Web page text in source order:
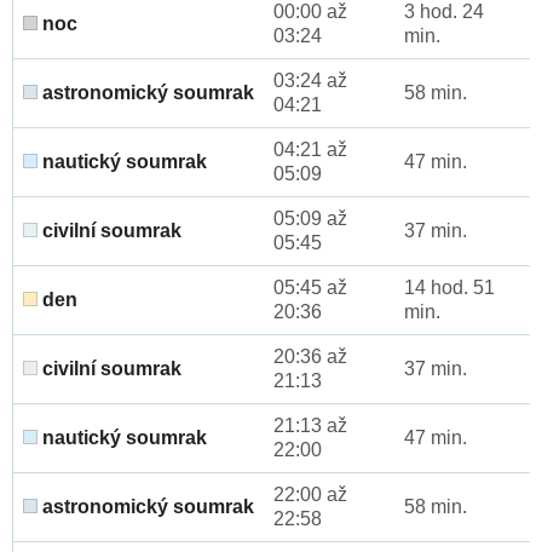
noc
00:00 až
03:24
3 hod. 24
min.
astronomický soumrak
03:24 až
04:21
58 min.
nautický soumrak
04:21 až
05:09
47 min.
civilní soumrak
05:09 až
05:45
37 min.
den
05:45 až
20:36
14 hod. 51
min.
civilní soumrak
20:36 až
21:13
37 min.
nautický soumrak
21:13 až
22:00
47 min.
astronomický soumrak
22:00 až
22:58
58 min.